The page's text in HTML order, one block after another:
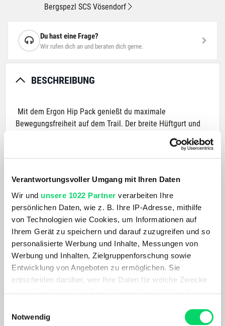
Verantwortungsvoller Umgang mit Ihren Daten
Wir und unsere 1022 Partner verarbeiten Ihre
persönlichen Daten, wie z. B. Ihre IP-Adresse, mithilfe
von Technologien wie Cookies, um Informationen auf
Ihrem Gerät zu speichern und darauf zuzugreifen und so
personalisierte Werbung und Inhalte, Messungen von
Werbung und Inhalten, Zielgruppenforschung sowie
Entwicklung von Angeboten zu ermöglichen. Sie
entscheiden darüber, wer Ihre Daten für welche Zwecke
Trigger Symbol ändern oder widerrufen
Notwendig
Bergspezl SCS Vösendorf
Du hast eine Frage?
Wir rufen dich an und beraten dich gerne.
BESCHREIBUNG
Mit dem Ergon Hip Pack genießt du maximale
Bewegungsfreiheit auf dem Trail. Der breite Hüftgurt und
das clevere Kompressionssystem sorgen für festen Sitz,
während 3 Liter Stauraum dein Equipment sicher
verstauen. Ideal für Enduro, MTB und Gravel.
PRODUKTDETAILS
AKTUELL BELIEBT